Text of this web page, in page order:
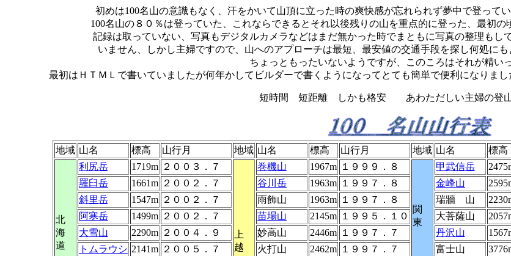
初めは100名山の意識もなく、汗をかいて山頂に立った時の爽快感が忘れられず夢中で登って
100名山の８０％は登っていた、これならできるとそれ以後残りの山を重点的に登った、最初
記録は取っていない、写真もデジタルカメラなどはまだ無かった時でまともに写真の整理もし
いません、しかし主婦ですので、山へのアプローチは最短、最安値の交通手段を探し何処に
ちょっともったいないようですが、このころはそれが精い
最初はＨＴＭＬで書いていましたが何年かしてビルダーで書くようになってとても簡単で便利になりま
短時間 短距離 しかも格安 あわただしい主
地域 山名 標高 山行月 地域 山名 標高 山行月 地域 山名 標高
北
海
道
利尻岳 1719m ２００３．７
上
越
巻機山 1967m １９９９．８
関
東
甲武信岳
羅臼岳
1661m ２００２．７ 谷川岳 1963m １９９７．８ 金峰山
斜里岳
1547m ２００２．７ 雨飾山 1963m １９９７．８ 瑞牆 山
阿寒岳
1499m ２００２．７ 苗場山 2145m １９９５．１０ 大菩薩山
大雪山
2290m ２００４．９ 妙高山 2446m １９９７．７ 丹沢山
トムラウシ 2141m ２００５．７ 火打山 2462m １９９７．７ 富士山